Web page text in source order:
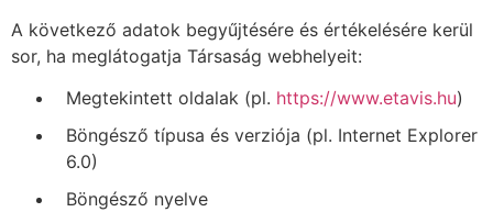
A következő adatok begyűjtésére és értékelésére kerül
sor, ha meglátogatja Társaság webhelyeit:
Megtekintett oldalak (pl. https://www.etavis.hu)
Böngésző típusa és verziója (pl. Internet Explorer
6.0)
Böngésző nyelve